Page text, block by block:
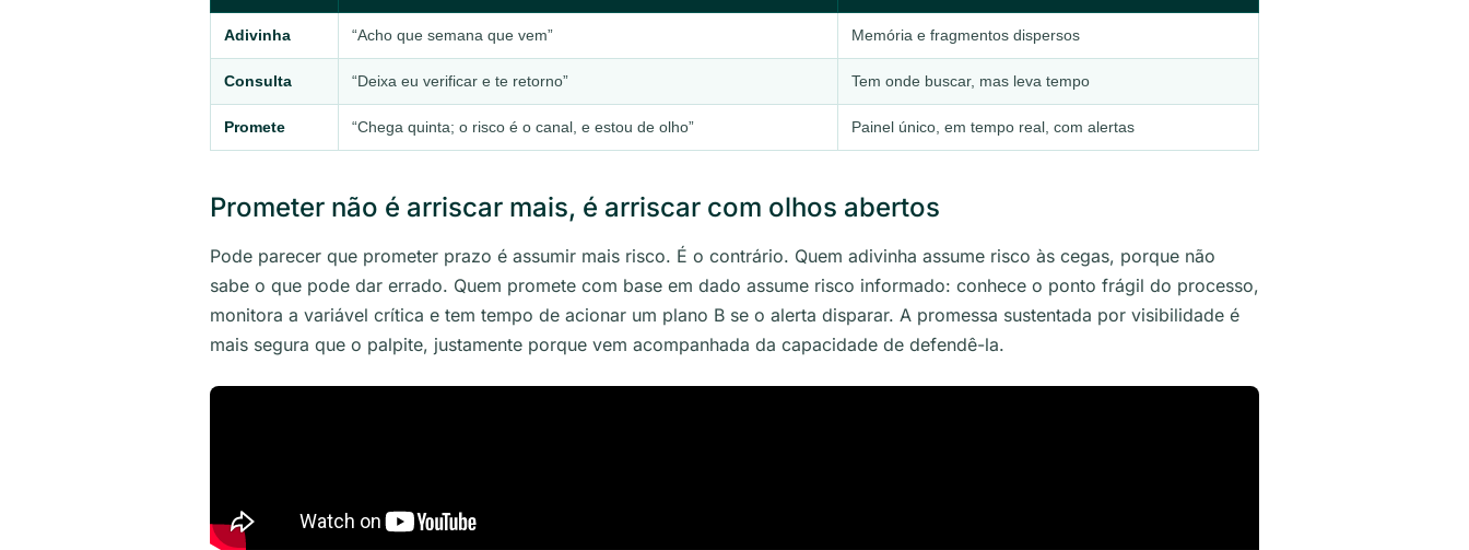
Adivinha “Acho que semana que vem” Memória e fragmentos dispersos
Consulta “Deixa eu verificar e te retorno” Tem onde buscar, mas leva tempo
Promete “Chega quinta; o risco é o canal, e estou de olho” Painel único, em tempo real, com alertas
Prometer não é arriscar mais, é arriscar com olhos abertos
Pode parecer que prometer prazo é assumir mais risco. É o contrário. Quem adivinha assume risco às cegas, porque não
sabe o que pode dar errado. Quem promete com base em dado assume risco informado: conhece o ponto frágil do processo,
monitora a variável crítica e tem tempo de acionar um plano B se o alerta disparar. A promessa sustentada por visibilidade é
mais segura que o palpite, justamente porque vem acompanhada da capacidade de defendê-la.